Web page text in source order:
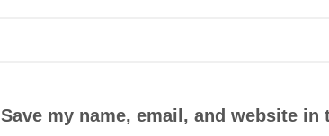
Save my name, email, and website